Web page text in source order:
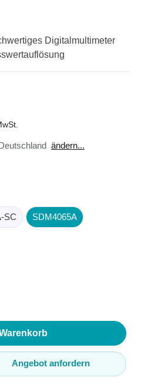
Digitalmultimeter
ändern...
SC SDM4065A
Angebot anfordern